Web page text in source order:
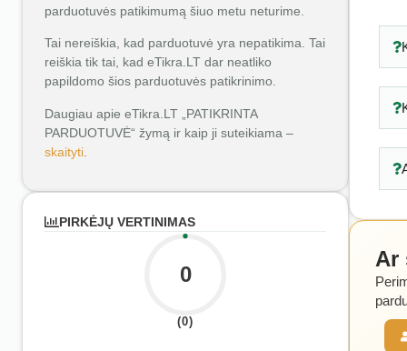
parduotuvės patikimumą šiuo metu neturime.
Tai nereiškia, kad parduotuvė yra nepatikima. Tai
reiškia tik tai, kad eTikra.LT dar neatliko
papildomo šios parduotuvės patikrinimo.
Daugiau apie eTikra.LT „PATIKRINTA
PARDUOTUVĖ“ žymą ir kaip ji suteikiama –
skaityti
PIRKĖJŲ VERTINIMAS
0
(0)
Ar